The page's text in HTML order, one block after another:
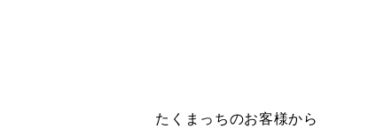
たくまっちのお客様から